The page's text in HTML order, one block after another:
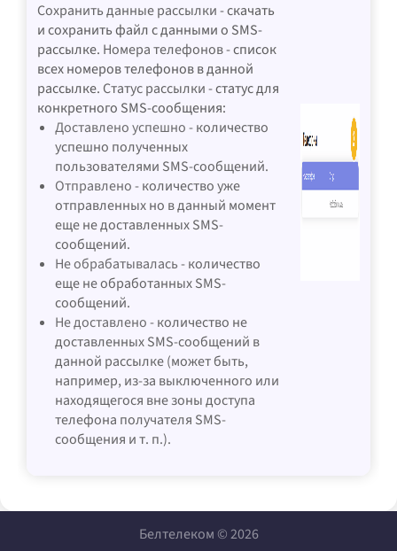
Сохранить данные рассылки- скачать
и сохранить файл с данными о SMS-
рассылке. Номера телефонов- список
всех номеров телефонов в данной
рассылке.Статус рассылки- статус для
конкретного SMS-сообщения:
Доставлено успешно- количество
успешно полученных
пользователями SMS-сообщений.
Отправлено- количество уже
отправленных но в данный момент
еще не доставленных SMS-
сообщений.
Не обрабатывалась- количество
еще не обработанных SMS-
сообщений.
Не доставлено- количество не
доставленных SMS-сообщений в
данной рассылке (может быть,
например, из-за выключенного или
находящегося вне зоны доступа
телефона получателя SMS-
сообщения и т. п.).
Белтелеком © 2026